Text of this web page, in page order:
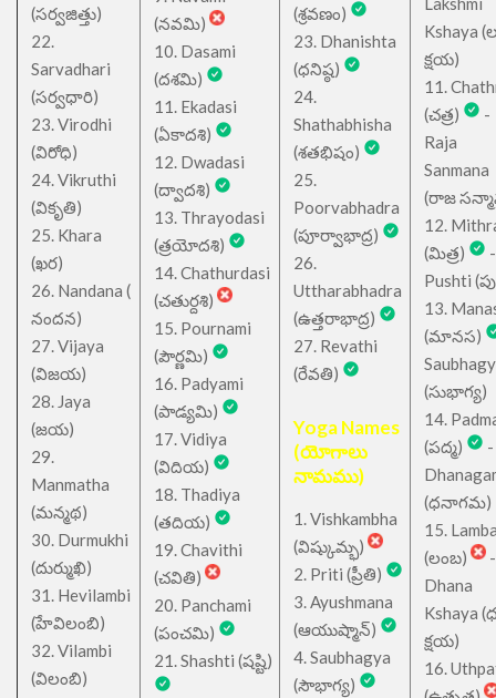
(సర్వజిత్తు)
22.
Sarvadhari
(సర్వధారి)
23. Virodhi
(విరోధి)
24. Vikruthi
(వికృతి)
25. Khara
(ఖర)
26. Nandana (
నందన)
27. Vijaya
(విజయ)
28. Jaya
(జయ)
29.
Manmatha
(మన్మథ)
30. Durmukhi
(దుర్ముఖి)
31. Hevilambi
(హేవిలంబి)
32. Vilambi
(విలంబి)
(నవమి)
10. Dasami
(దశమి)
11. Ekadasi
(ఏకాదశి)
12. Dwadasi
(ద్వాదశి)
13. Thrayodasi
(త్రయోదశి)
14. Chathurdasi
(చతుర్దశి)
15. Pournami
(పౌర్ణమి)
16. Padyami
(పాడ్యమి)
17. Vidiya
(విదియ)
18. Thadiya
(తదియ)
19. Chavithi
(చవితి)
20. Panchami
(పంచమి)
21. Shashti (షష్టి)
(శ్రవణం)
23. Dhanishta
(ధనిష్ఠ)
24.
Shathabhisha
(శతభిషం)
25.
Poorvabhadra
(పూర్వాభాద్ర)
26.
Uttharabhadra
(ఉత్తరాభాద్ర)
27. Revathi
(రేవతి)
Yoga Names
(యోగాలు
నామము)
1. Vishkambha
(విష్కుమ్భ)
2. Priti (ప్రీతి)
3. Ayushmana
(ఆయుష్మాన్)
4. Saubhagya
(సౌభాగ్య)
Kshaya
క్షయ)
11.
(చత్ర)
-
Raja
Sanmana
(రాజ
12.
(మిత్ర)
-
Pushti
13.
(మానస)
(సుభాగ్య)
14.
(పద్మ)
-
(ధనాగమ)
15.
(లంబ)
-
Dhana
Kshaya
క్షయ)
16.